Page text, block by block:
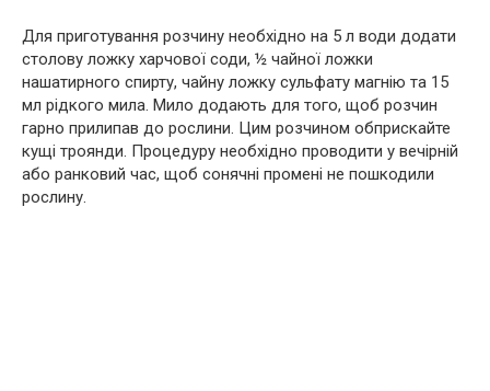
Для приготування розчину необхідно на 5 л води додати
столову ложку харчової соди, ½ чайної ложки
нашатирного спирту, чайну ложку сульфату магнію та 15
мл рідкого мила. Мило додають для того, щоб розчин
гарно прилипав до рослини. Цим розчином обприскайте
кущі троянди. Процедуру необхідно проводити у вечірній
або ранковий час, щоб сонячні промені не пошкодили
рослину.